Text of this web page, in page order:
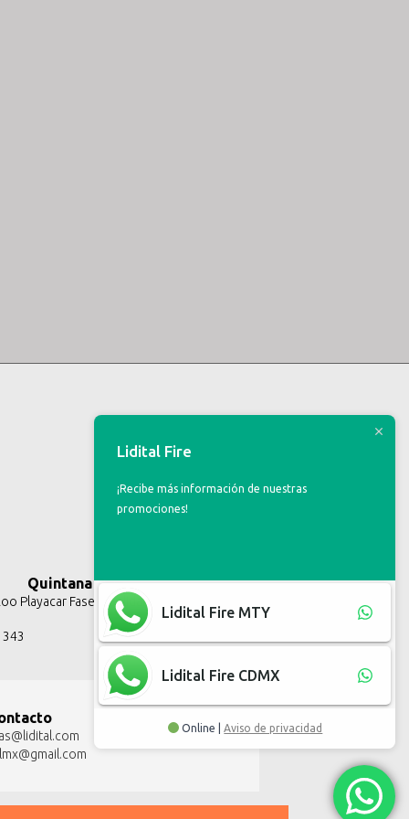
Quintana Roo
Playacar Fase II, Solidaridad Q.R.
Lidital Fire
¡Recibe más información de nuestras
promociones!
Lidital Fire MTY
Lidital Fire CDMX
Online |Aviso de privacidad